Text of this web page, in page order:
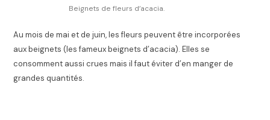
Beignets de fleurs d’acacia.
Au mois de mai et de juin, les fleurs peuvent être incorporées
aux beignets (les fameux beignets d’acacia). Elles se
consomment aussi crues mais il faut éviter d’en manger de
grandes quantités.